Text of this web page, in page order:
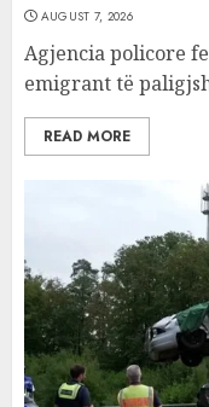
AUGUST 7, 2026
Agjencia policore
emigrant të
READ MORE